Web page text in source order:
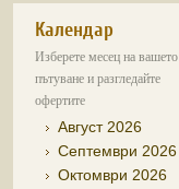
Календар
Изберете месец на вашето
пътуване и разгледайте
офертите
Август 2026
Септември 2026
Октомври 2026